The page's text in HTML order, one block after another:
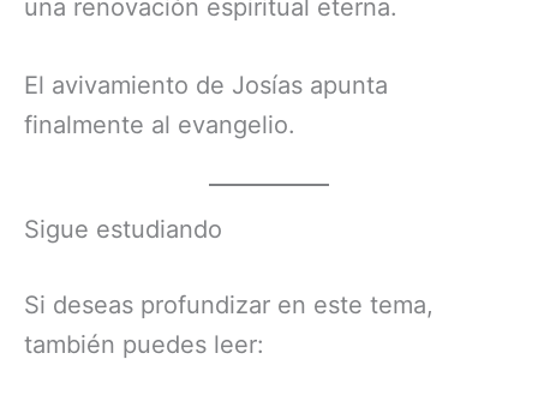
una renovación espiritual eterna.
El avivamiento de Josías apunta
finalmente al evangelio.
Sigue estudiando
Si deseas profundizar en este tema,
también puedes leer: